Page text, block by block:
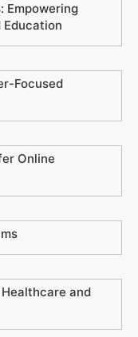
Empowering
Focused
Online
and